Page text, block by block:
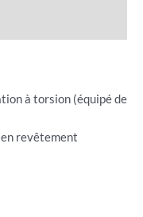
à torsion (équipé de
revêtement